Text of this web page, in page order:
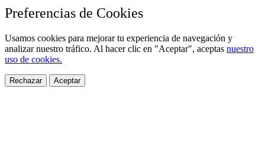
Preferencias de Cookies
Usamos cookies para mejorar tu experiencia de navegación y
analizar nuestro tráfico. Al hacer clic en "Aceptar", aceptas nuestro
uso de cookies.
Rechazar Aceptar